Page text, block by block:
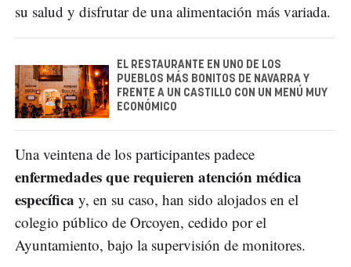
su salud y disfrutar de una alimentación más variada.
EL RESTAURANTE EN UNO DE LOS
PUEBLOS MÁS BONITOS DE NAVARRA Y
FRENTE A UN CASTILLO CON UN MENÚ MUY
ECONÓMICO
Una veintena de los participantes padece
enfermedades que requieren atención médica
específica y, en su caso, han sido alojados en el
colegio público de Orcoyen, cedido por el
Ayuntamiento, bajo la supervisión de monitores.